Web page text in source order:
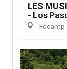
LES
- Los
Fécamp